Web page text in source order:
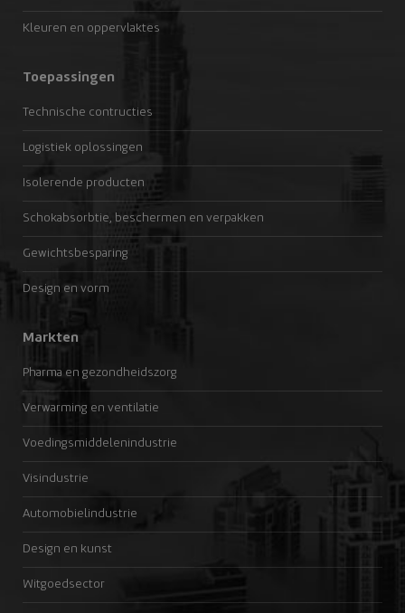
Kleuren en oppervlaktes
Toepassingen
Technische contructies
Logistiek oplossingen
Isolerende producten
Schokabsorbtie, beschermen en verpakken
Gewichtsbesparing
Design en vorm
Markten
Pharma en gezondheidszorg
Verwarming en ventilatie
Voedingsmiddelenindustrie
Visindustrie
Automobielindustrie
Design en kunst
Witgoedsector